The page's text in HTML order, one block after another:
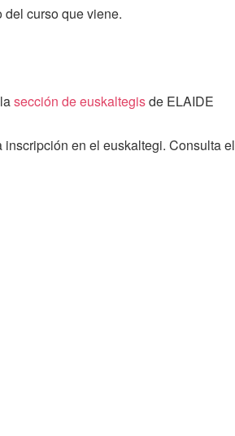
del curso que viene.
sección de euskaltegisde ELAIDE
inscripción en el euskaltegi. Consulta el